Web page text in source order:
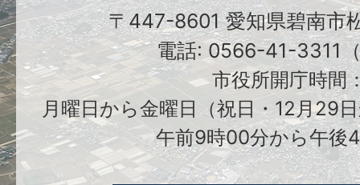
〒447-8601 愛知県碧南市
電話: 0566-41-3311
市役所開庁時間
月曜日から金曜日（祝日・12月29
午前9時00分から午後